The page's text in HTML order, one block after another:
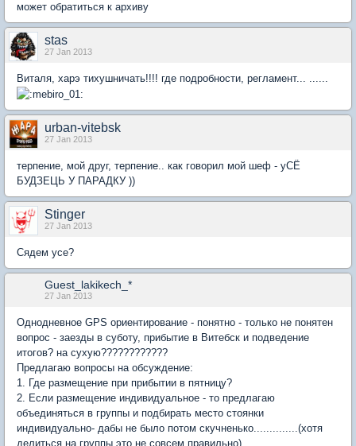
может обратиться к архиву
stas
27 Jan 2013
Виталя, харэ тихушничать!!!! где подробности, регламент... ......
urban-vitebsk
27 Jan 2013
терпение, мой друг, терпение.. как говорил мой шеф - уСЁ
БУДЗЕЦЬ У ПАРАДКУ ))
Stinger
27 Jan 2013
Сядем усе?
Guest_lakikech_*
27 Jan 2013
Однодневное GPS ориентирование - понятно - только не понятен
вопрос - заезды в суботу, прибытие в Витебск и подведение
итогов? на сухую????????????
Предлагаю вопросы на обсуждение:
1. Где размещение при прибытии в пятницу?
2. Если размещение индивидуальное - то предлагаю
объединяться в группы и подбирать место стоянки
индивидуально- дабы не было потом скучненько..............(хотя
делиться на группы это не совсем правильно)